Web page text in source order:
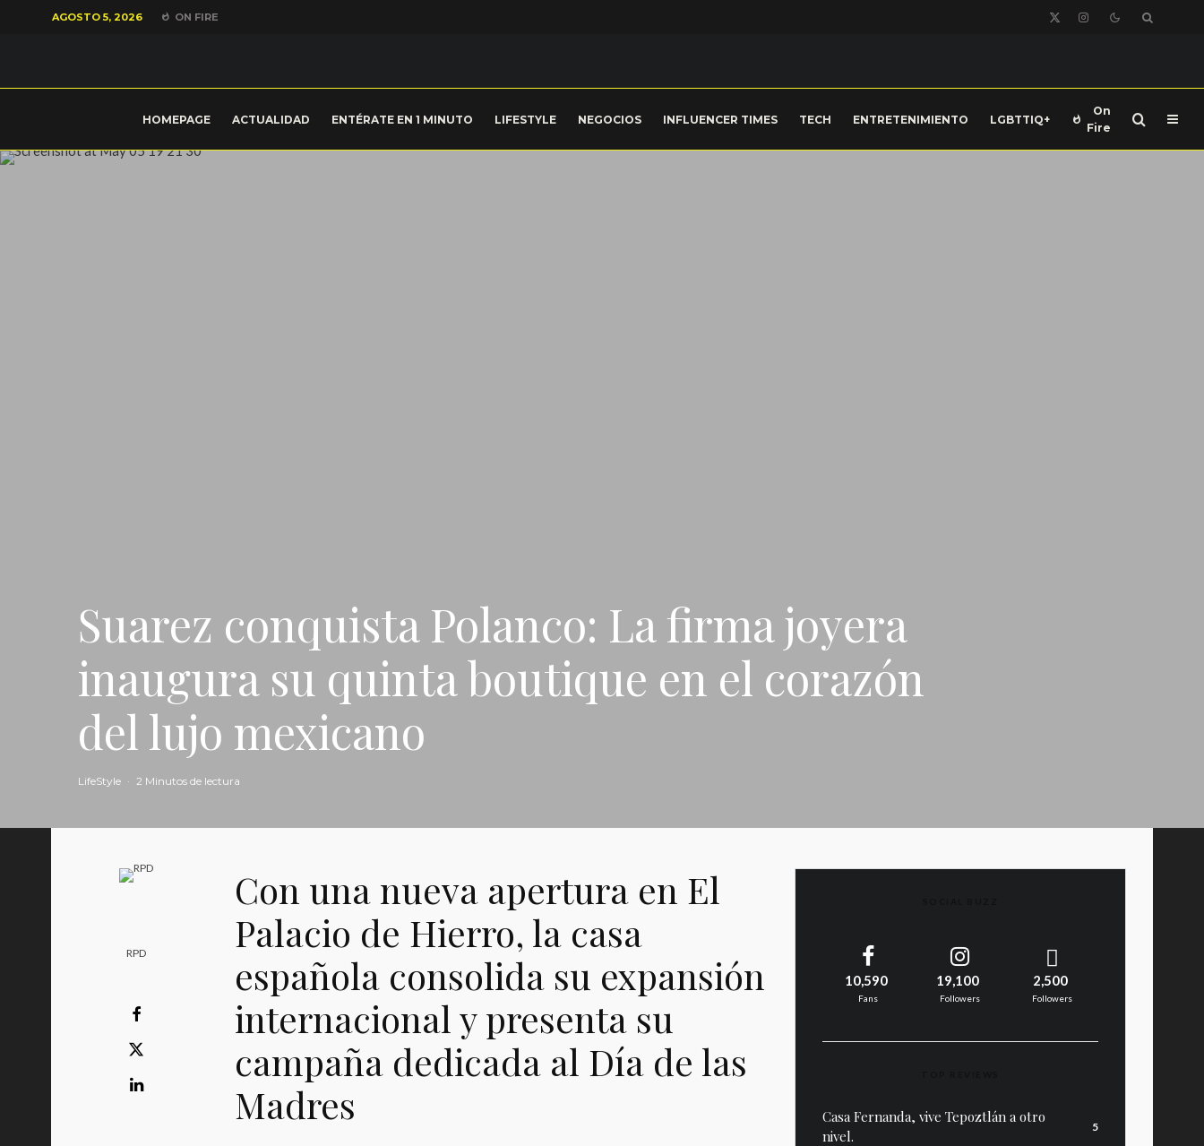
AGOSTO 5, 2026 ON FIRE
HOMEPAGE ACTUALIDAD ENTÉRATE EN 1 MINUTO LIFESTYLE NEGOCIOS INFLUENCER TIMES TECH ENTRETENIMIENTO LGBTTIQ+
On
Fire
Suarez conquista Polanco: La firma joyera
inaugura su quinta boutique en el corazón
del lujo mexicano
LifeStyle · 2 Minutos de lectura
RPD
Con una nueva apertura en El
Palacio de Hierro, la casa
española consolida su expansión
internacional y presenta su
campaña dedicada al Día de las
Madres
10,590
Fans
19,100
Followers
2,500
Followers
Casa Fernanda, vive Tepoztlán a otro
nivel.
5